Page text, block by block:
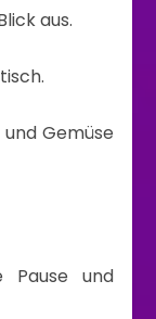
aus.
Gemüse
Pause und